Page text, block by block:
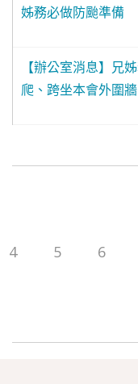
姊務必做防颱準備
【辦公室消息】兄
爬、跨坐本會外圍
4 5 6